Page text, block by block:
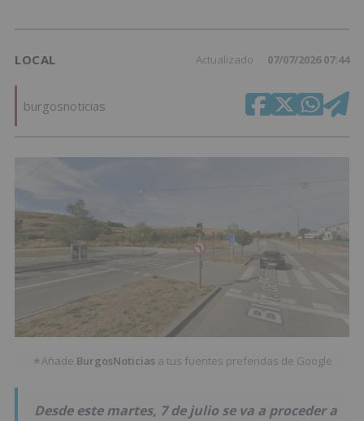
LOCAL Actualizado 07/07/2026 07:44
burgosnoticias
★Añade BurgosNoticias a tus fuentes preferidas de Google
Desde este martes, 7 de julio se va a proceder a